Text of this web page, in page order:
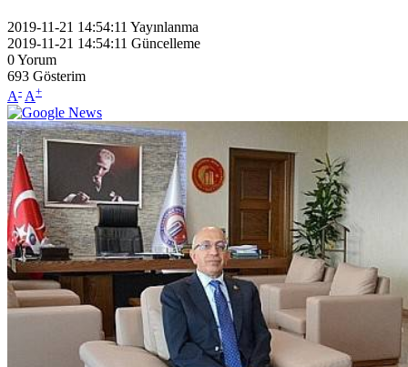
2019-11-21 14:54:11 Yayınlanma
2019-11-21 14:54:11 Güncelleme
0Yorum
693 Gösterim
A- A+